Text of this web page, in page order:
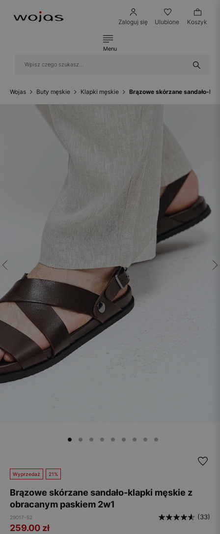
Zaloguj się Ulubione Koszyk
Menu
Wojas Buty męskie Klapki męskie Brązowe skórzane sandało-
Wyprzedaż 21%
Brązowe skórzane sandało-klapki męskie z
obracanym paskiem 2w1
29017-52 (33)
259.00 zł